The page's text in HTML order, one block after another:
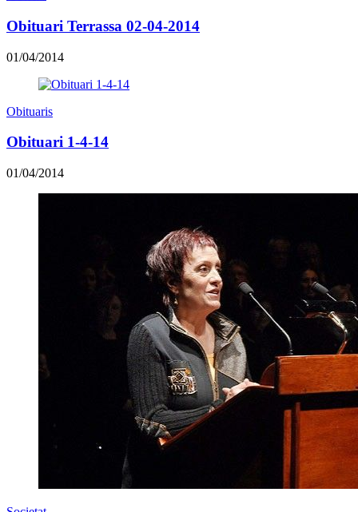
Obituari Terrassa 02-04-2014
01/04/2014
Obituaris
Obituari 1-4-14
01/04/2014